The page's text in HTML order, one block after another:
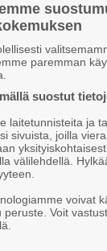
paremman
suostut
laitetunnisteita ja
sivuista, joilla
välilehdellä.
voivat
peruste. Voit